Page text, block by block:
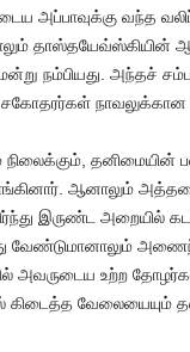
அப்பாவுக்கு வந்த
நம்பியது. அந்தச்
தனிமையின்
ஆனாலும்
இருண்ட அறையில்
அவருடைய உற்ற
கிடைத்த வேலையையும்